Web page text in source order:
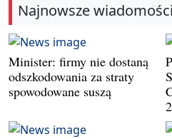
Najnowsze wiadomości
Minister: firmy nie dostaną
odszkodowania za straty
spowodowane suszą